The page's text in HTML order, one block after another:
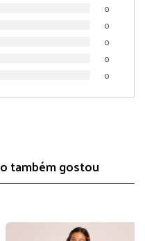
0
0
0
0
0
também gostou